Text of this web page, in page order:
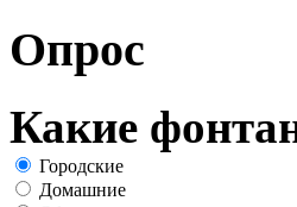
Опрос
Какие
Городские
Домашние